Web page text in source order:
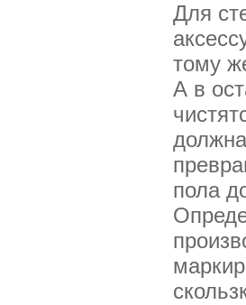
Для
тому
А в
пола